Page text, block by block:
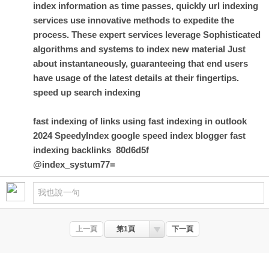
index information as time passes, quickly url indexing
services use innovative methods to expedite the
process. These expert services leverage Sophisticated
algorithms and systems to index new material Just
about instantaneously, guaranteeing that end users
have usage of the latest details at their fingertips.
speed up search indexing
fast indexing of links using fast indexing in outlook
2024 SpeedyIndex google speed index blogger fast
indexing backlinks 80d6d5f
@index_systum77=
上一頁 第1頁 下一頁